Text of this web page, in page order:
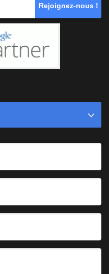
Rejoignez-nous !